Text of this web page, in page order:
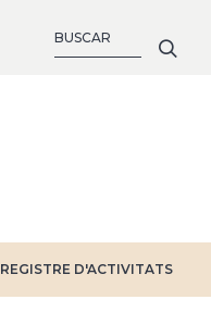
REGISTRE D'ACTIVITATS